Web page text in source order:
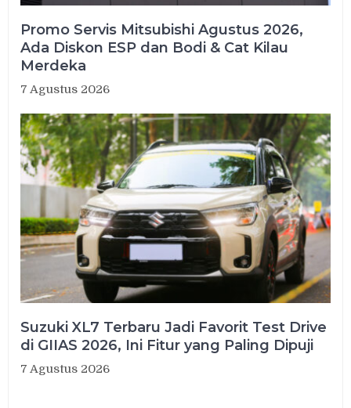
Promo Servis Mitsubishi Agustus 2026,
Ada Diskon ESP dan Bodi & Cat Kilau
Merdeka
7 Agustus 2026
Suzuki XL7 Terbaru Jadi Favorit Test Drive
di GIIAS 2026, Ini Fitur yang Paling Dipuji
7 Agustus 2026